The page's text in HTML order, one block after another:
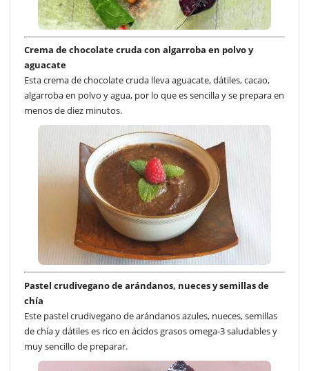
Crema de chocolate cruda con algarroba en polvo y
aguacate
Esta crema de chocolate cruda lleva aguacate, dátiles, cacao,
algarroba en polvo y agua, por lo que es sencilla y se prepara en
menos de diez minutos.
Pastel crudivegano de arándanos, nueces y semillas de
chía
Este pastel crudivegano de arándanos azules, nueces, semillas
de chía y dátiles es rico en ácidos grasos omega-3 saludables y
muy sencillo de preparar.